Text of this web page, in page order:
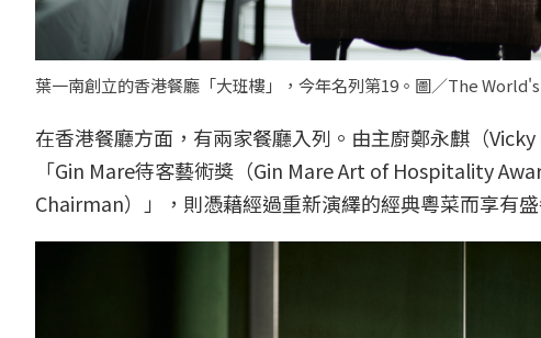
葉一南創立的香港餐廳「大班樓」，今年名列第19。圖／The
在香港餐廳方面，有兩家餐廳入列。由主廚鄭永麒（
「Gin Mare待客藝術獎（Gin Mare Art of Hospitality
Chairman）」，則憑藉經過重新演繹的經典粵菜而享有盛